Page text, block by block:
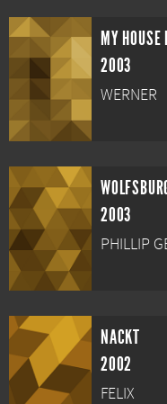
MY
2003
WERNER
2003
PHILLIP
NACKT
2002
FELIX